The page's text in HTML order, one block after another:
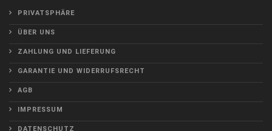
PRIVATSPHÄRE
ÜBER UNS
ZAHLUNG UND LIEFERUNG
GARANTIE UND WIDERRUFSRECHT
AGB
IMPRESSUM
DATENSCHUTZ